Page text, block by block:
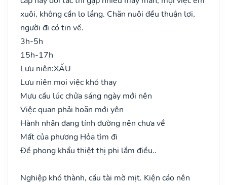
xuôi, không cần lo lắng. Chăn nuôi đều thuận lợi,
người đi có tin về.
3h-5h
15h-17h
Lưu niên:XẤU
Lưu niên mọi việc khó thay
Mưu cầu lúc chửa sáng ngày mới nên
Việc quan phải hoãn mới yên
Hành nhân đang tính đường nên chưa về
Mất của phương Hỏa tìm đi
Đề phong khẩu thiệt thị phi lắm điều..
Nghiệp khó thành, cầu tài mờ mịt. Kiện cáo nên